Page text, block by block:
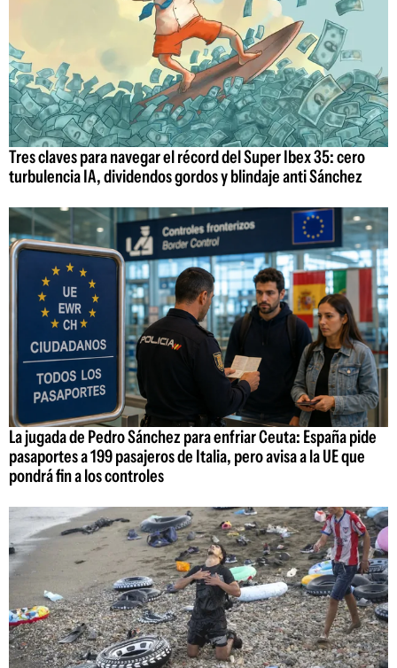
Tres claves para navegar el récord del Super Ibex 35: cero
turbulencia IA, dividendos gordos y blindaje anti Sánchez
La jugada de Pedro Sánchez para enfriar Ceuta: España pide
pasaportes a 199 pasajeros de Italia, pero avisa a la UE que
pondrá fin a los controles